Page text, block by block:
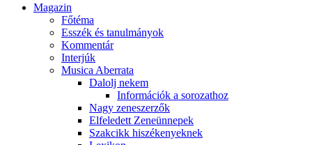
Magazin
Főtéma
Esszék és tanulmányok
Kommentár
Interjúk
Musica Aberrata
Dalolj nekem
Információk a sorozathoz
Nagy zeneszerzők
Elfeledett Zeneünnepek
Szakcikk hiszékenyeknek